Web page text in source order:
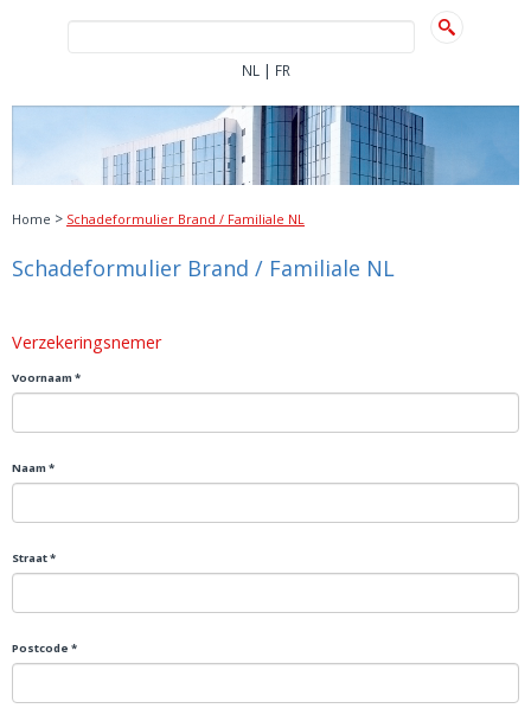
NL | FR
Home > Schadeformulier Brand / Familiale NL
Schadeformulier Brand / Familiale NL
Verzekeringsnemer
Voornaam *
Naam *
Straat *
Postcode *